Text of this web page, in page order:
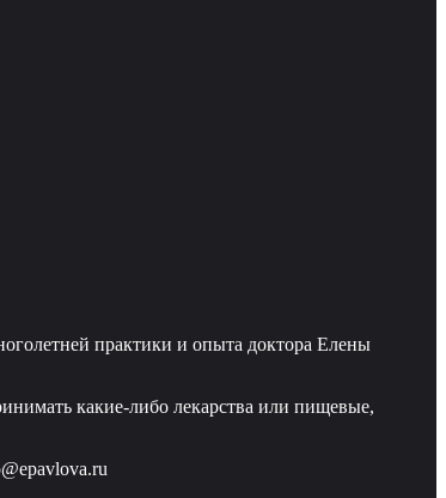
практики и опыта доктора Елены
какие-либо лекарства или пищевые,